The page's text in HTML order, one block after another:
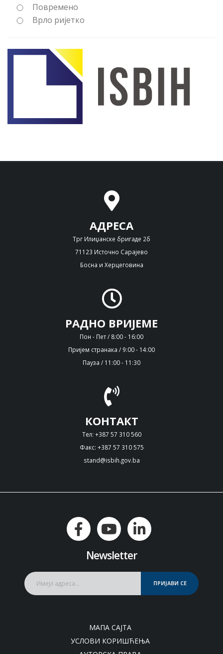
Повремено
Врло ријетко
АДРЕСА
Трг Илиџанске бригаде 2б
71123 Источно Сарајево
Босна и Херцеговина
РАДНО ВРИЈЕМЕ
Пон - Пет / 8:00 - 16:00
Пријем странака / 9:00 - 14:00
Пауза / 11:00 - 11:30
КОНТАКТ
Тел: +387 57 310 560
Факс: +387 57 310 575
stand@isbih.gov.ba
Newsletter
ПРИЈАВИ СЕ
МАПА САЈТА
УСЛОВИ КОРИШЋЕЊА